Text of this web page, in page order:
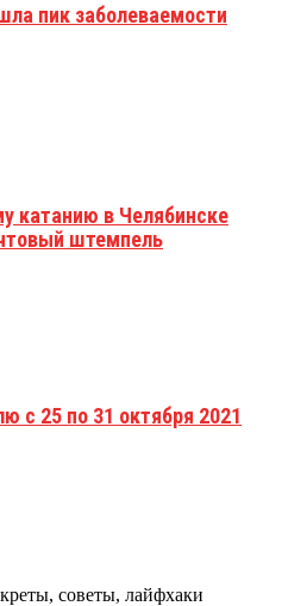
пик заболеваемости
катанию в Челябинске
штемпель
с 25 по 31 октября 2021
советы, лайфхаки